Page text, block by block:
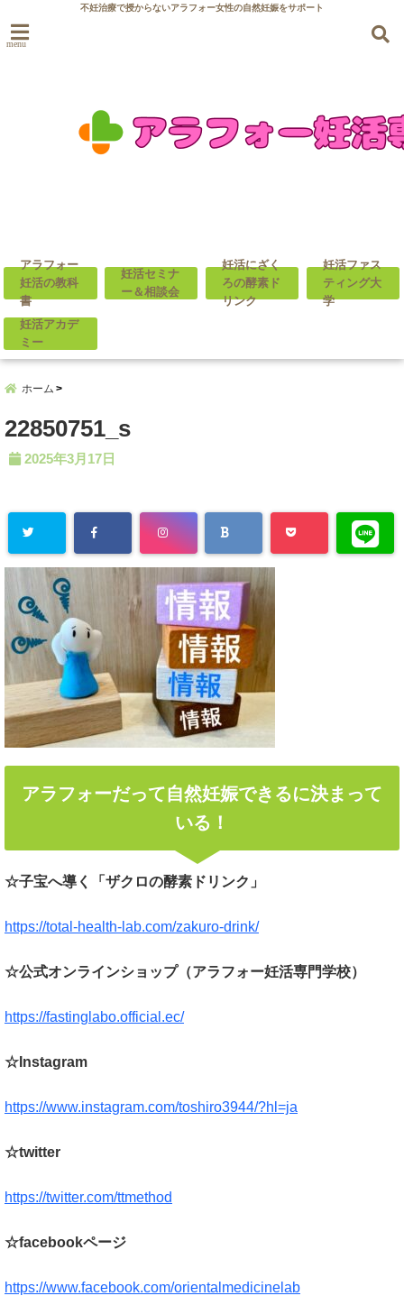
不妊治療で授からないアラフォー女性の自然妊娠をサポート
menu
アラフォー
妊活の教科
書
妊活セミナ
ー＆相談会
妊活にざく
ろの酵素ド
リンク
妊活ファス
ティング大
学
妊活アカデ
ミー
ホーム
22850751_s
2025年3月17日
アラフォーだって自然妊娠できるに決まって
いる！
☆子宝へ導く「ザクロの酵素ドリンク」
https://total-health-lab.com/zakuro-drink/
☆公式オンラインショップ（アラフォー妊活専門学校）
https://fastinglabo.official.ec/
☆Instagram
https://www.instagram.com/toshiro3944/?hl=ja
☆twitter
https://twitter.com/ttmethod
☆facebookページ
https://www.facebook.com/orientalmedicinelab